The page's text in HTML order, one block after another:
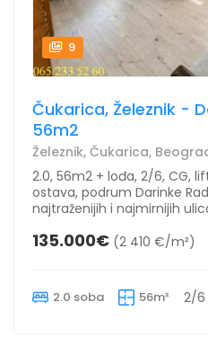
9
Čukarica, Železnik -
56m2
Železnik, Čukarica,
2.0, 56m2 + lođa, 2/6, CG,
ostava, podrum Darinke
najtraženijih i najmirnijih
135.000€ (2 410 €/m²)
2.0 soba 56m² 2/6